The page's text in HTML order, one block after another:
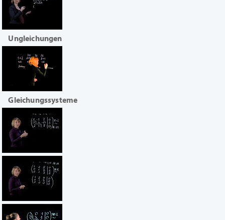
Ungleichungen
Gleichungssysteme